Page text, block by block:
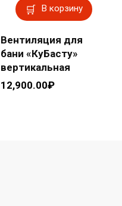
В корзину
Вентиляция для
бани «КуБасту»
вертикальная
12,900.00₽